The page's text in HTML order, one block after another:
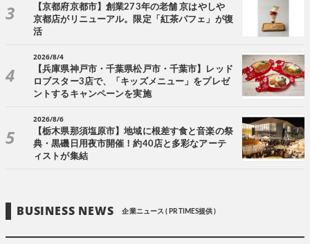
【京都府京都市】創業273年の老舗 京はやしや
京都店がリニューアル。限定「紅茶パフェ」が復
活
2026/8/4
【兵庫県神戸市・千葉県松戸市・千葉市】レッド
ロブスター3店で、「キッズメニュー」をプレゼ
ントするキャンペーンを実施
2026/8/6
【栃木県那須塩原市】地域に根差す食と音楽の祭
典・黒磯日用夜市開催！約40店と多彩なアーテ
ィストが集結
BUSINESS NEWS 企業ニュース ( PR TIMES提供 )